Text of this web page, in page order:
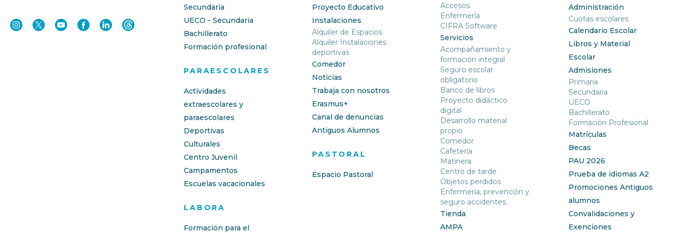
Secundaria
UECO - Secundaria
Bachillerato
Formación profesional
PARAESCOLARES
Actividades
extraescolares y
paraescolares
Deportivas
Culturales
Centro Juvenil
Campamentos
Escuelas vacacionales
LABORA
Formación para el
Proyecto Educativo
Instalaciones
Alquiler de Espacios
Alquiler Instalaciones
deportivas
Comedor
Noticias
Trabaja con nosotros
Erasmus+
Canal de denuncias
Antiguos Alumnos
PASTORAL
Espacio Pastoral
Accesos
Enfermería
CIFRA Software
Servicios
Acompañamiento y
formación integral
Seguro escolar
obligatorio
Banco de libros
Proyecto didáctico
digital
Desarrollo material
propio
Comedor
Cafetería
Matinera
Centro de tarde
Objetos perdidos
Enfermería, prevención y
seguro accidentes
Tienda
AMPA
Administración
Cuotas escolares
Calendario Escolar
Libros y Material
Escolar
Admisiones
Primaria
Secundaria
UECO
Bachillerato
Formación Profesional
Matrículas
Becas
PAU 2026
Prueba de idiomas A2
Promociones Antiguos
alumnos
Convalidaciones y
Exenciones